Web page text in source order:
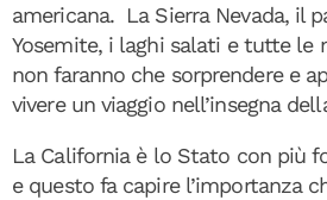
americana. La Sierra Nevada, il
Yosemite, i laghi salati e tutte le
non faranno che sorprendere e
vivere un viaggio nell’insegna
La California è lo Stato con più
e questo fa capire l’importanza